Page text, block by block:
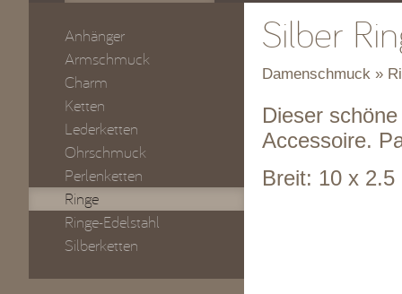
Anhänger
Armschmuck
Charm
Ketten
Lederketten
Ohrschmuck
Perlenketten
Ringe
Ringe-Edelstahl
Silberketten
Silber
Damenschmuck »
Dieser
Accessoire.
Breit: 10 x 2.5